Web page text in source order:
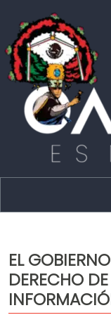
Capital
Policíaca
EL
DERECHO